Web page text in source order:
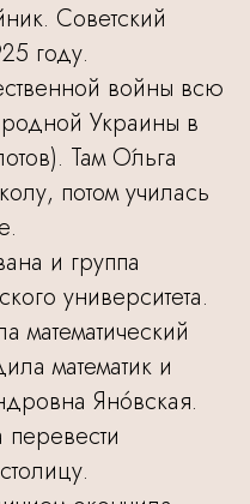
Советский
году.
войны всю
Украины в
Там О́льга
потом училась
и группа
университета.
математик и
Янóвская.